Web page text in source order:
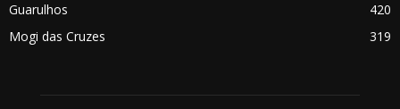
Guarulhos
420
Mogi das Cruzes
319